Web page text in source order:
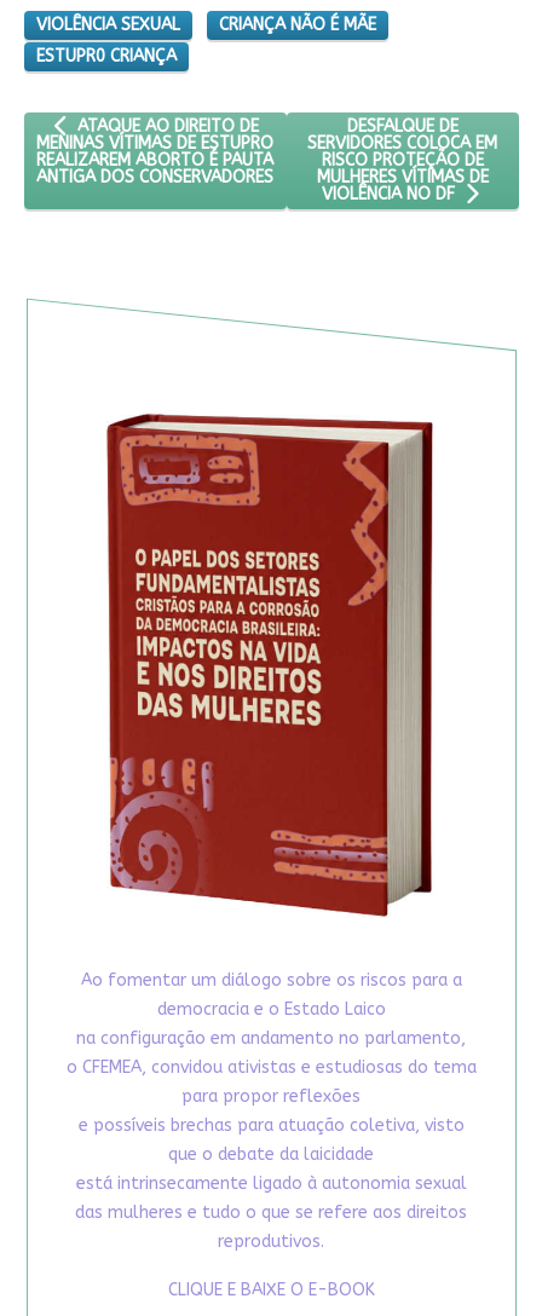
VIOLÊNCIA SEXUAL
CRIANÇA NÃO É MÃE
ESTUPR0 CRIANÇA
ARTIGO ANTERIOR: ATAQUE AO DIREITO DE MENINAS VÍTIMAS
ATAQUE AO DIREITO DE
MENINAS VÍTIMAS DE ESTUPRO
REALIZAREM ABORTO É PAUTA
ANTIGA DOS CONSERVADORES
PRÓXIMO ARTIGO:
DESFALQUE DE
SERVIDORES COLOCA EM
RISCO PROTEÇÃO DE
MULHERES VÍTIMAS DE
VIOLÊNCIA NO DF
Ao fomentar um diálogo sobre os riscos para a
democracia e o Estado Laico
na configuração em andamento no parlamento,
o CFEMEA, convidou ativistas e estudiosas do tema
para propor reflexões
e possíveis brechas para atuação coletiva, visto
que o debate da laicidade
está intrinsecamente ligado à autonomia sexual
das mulheres e tudo o que se refere aos direitos
reprodutivos.
CLIQUE E BAIXE O E-BOOK